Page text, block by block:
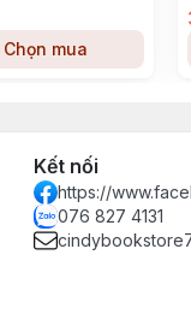
Chọn mua
Kết nối
https://
076 827 4131